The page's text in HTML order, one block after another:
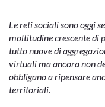
Le reti sociali sono oggi
moltitudine crescente di
tutto nuove di
virtuali ma ancora non
obbligano a ripensare
territoriali.